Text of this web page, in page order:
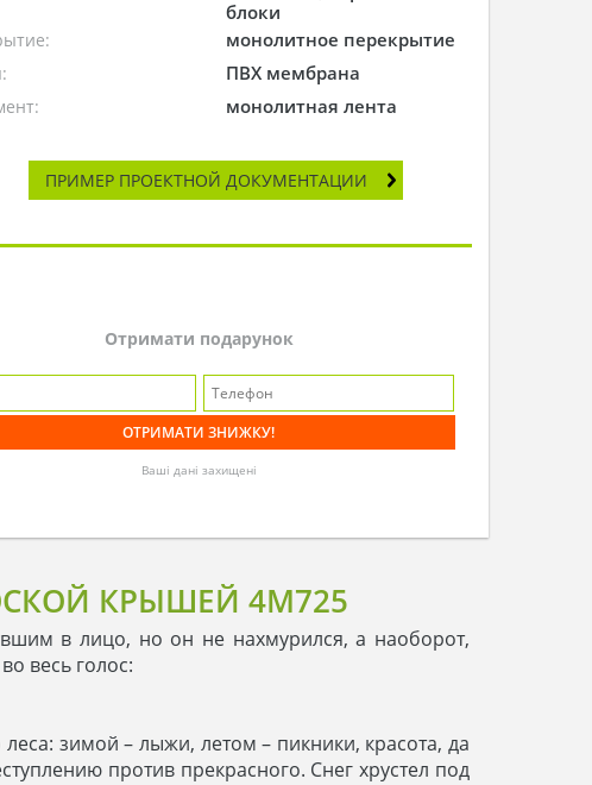
блоки
монолитное перекрытие
ПВХ мембрана
монолитная лента
ПРИМЕР ПРОЕКТНОЙ ДОКУМЕНТАЦИИ
Отримати подарунок
Ваші дані захищені
КРЫШЕЙ 4M725
в лицо, но он не нахмурился, а наоборот,
весь голос:
зимой – лыжи, летом – пикники, красота, да
против прекрасного. Снег хрустел под